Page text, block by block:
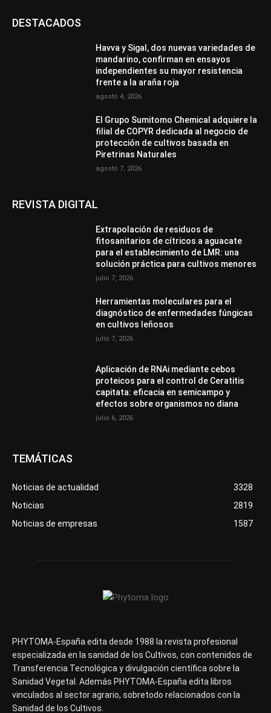
DESTACADOS
Havva y Sigal, dos nuevas variedades de
mandarino, confirman en ensayos
independientes su mayor resistencia
frente a la araña roja
agosto 4, 2026
El Grupo Sumitomo Chemical adquiere la
filial de COPYR dedicada al negocio de
protección de cultivos basada en
Piretrinas Naturales
agosto 7, 2026
REVISTA DIGITAL
Extrapolación de residuos de
fitosanitarios de cítricos a aguacate
para el establecimiento de LMR: una
solución práctica para cultivos menores
julio 7, 2026
Herramientas moleculares para el
diagnóstico de enfermedades fúngicas
en cultivos leñosos
julio 7, 2026
Aplicación de RNAi mediante cebos
proteicos para el control de Ceratitis
capitata: eficacia en semicampo y
efectos sobre organismos no diana
julio 6, 2026
TEMÁTICAS
Noticias de actualidad
3328
Noticias
2819
Noticias de empresas
1587
PHYTOMA-España edita desde 1988 la revista profesional
especializada en la sanidad de los Cultivos, con contenidos de
Transferencia Tecnológica y divulgación científica sobre la
Sanidad Vegetal. Además PHYTOMA-España edita libros
vinculados al sector agrario, sobretodo relacionados con la
Sanidad de los Cultivos.